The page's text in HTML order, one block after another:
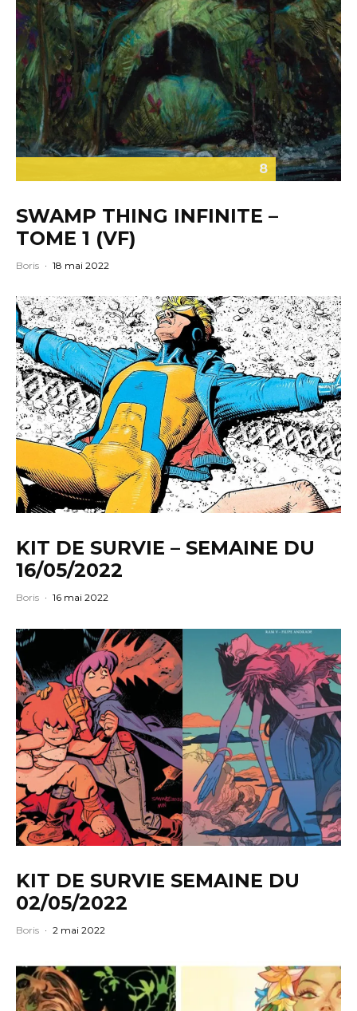
8
SWAMP THING INFINITE –
TOME 1 (VF)
Boris · 18 mai 2022
KIT DE SURVIE – SEMAINE DU
16/05/2022
Boris · 16 mai 2022
KIT DE SURVIE SEMAINE DU
02/05/2022
Boris · 2 mai 2022